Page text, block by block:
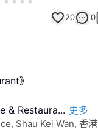
20 0
》
& Restaura... 更多
Shau Kei Wan, 香港